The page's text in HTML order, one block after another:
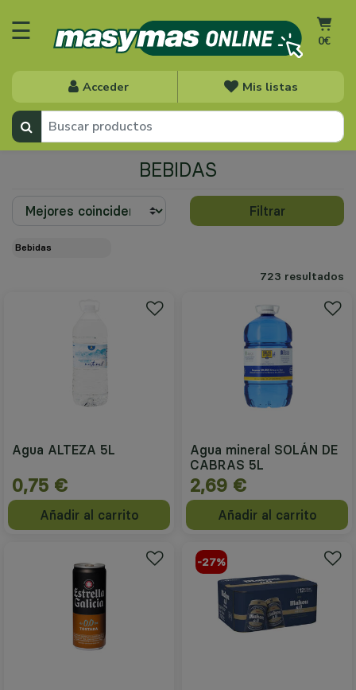
Acceder Mis listas
0€
☰
BEBIDAS
Filtrar
bebidas
723 resultados
Agua ALTEZA 5L
0,75 €
Añadir al carrito
Agua mineral SOLÁN DE
CABRAS 5L
2,69 €
Añadir al carrito
-27%